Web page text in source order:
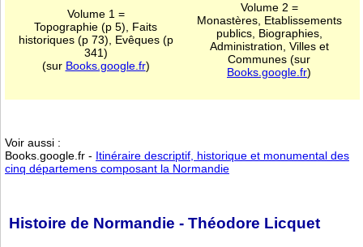
Volume 1 =
Topographie (p 5), Faits
historiques (p 73), Evêques (p
341)
(sur Books.google.fr)
Volume 2 =
Monastères, Etablissements
publics, Biographies,
Administration, Villes et
Communes (sur
Books.google.fr)
Voir aussi :
Books.google.fr - Itinéraire descriptif, historique et monumental des
cinq départemens composant la Normandie
Histoire de Normandie - Théodore Licquet